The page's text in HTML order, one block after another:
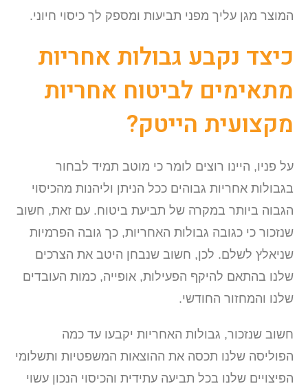
המוצר מגן עליך מפני תביעות ומספק לך כיסוי חיוני.
כיצד נקבע גבולות אחריות
מתאימים לביטוח אחריות
מקצועית הייטק?
על פניו, היינו רוצים לומר כי מוטב תמיד לבחור
בגבולות אחריות גבוהים ככל הניתן וליהנות מהכיסוי
הגבוה ביותר במקרה של תביעת ביטוח. עם זאת, חשוב
שנזכור כי כגובה גבולות האחריות, כך גובה הפרמיות
שניאלץ לשלם. לכן, חשוב שנבחן היטב את הצרכים
שלנו בהתאם להיקף הפעילות, אופייה, כמות העובדים
שלנו והמחזור החודשי.
חשוב שנזכור, גבולות האחריות יקבעו עד כמה
הפוליסה שלנו תכסה את ההוצאות המשפטיות ותשלומי
הפיצויים שלנו בכל תביעה עתידית והכיסוי הנכון עשוי